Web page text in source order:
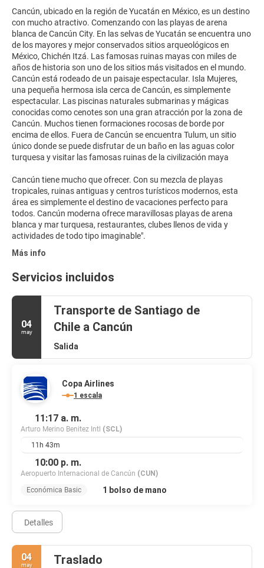
Cancún, ubicado en la región de Yucatán en México, es un destino
con mucho atractivo. Comenzando con las playas de arena
blanca de Cancún City. En las selvas de Yucatán se encuentra uno
de los mayores y mejor conservados sitios arqueológicos en
México, Chichén Itzá. Las famosas ruinas mayas con miles de
años de historia son uno de los sitios más visitados en el mundo.
Cancún está rodeado de un paisaje espectacular. Isla Mujeres,
una pequeña hermosa isla cerca de Cancún, es simplemente
espectacular. Las piscinas naturales submarinas y mágicas
conocidas como cenotes son una gran atracción por la zona de
Cancún. Muchos tienen formaciones rocosas de borde por
encima de ellos. Fuera de Cancún se encuentra Tulum, un sitio
único donde se puede disfrutar de un baño en las aguas color
turquesa y visitar las famosas ruinas de la civilización maya
Cancún tiene mucho que ofrecer. Con su mezcla de playas
tropicales, ruinas antiguas y centros turísticos modernos, esta
área es simplemente el destino de vacaciones perfecto para
todos. Cancún moderna ofrece maravillosas playas de arena
blanca y mar turquesa, restaurantes, clubes llenos de vida y
Más info
Servicios incluidos
04
may
Transporte de Santiago de
Chile a Cancún
Salida
Copa Airlines
1 escala
11:17 a. m.
Arturo Merino Benitez Intl (SCL)
11h 43m
10:00 p. m.
Aeropuerto Internacional de Cancún (CUN)
Económica Basic
1 bolso de mano
Detalles
04
may Traslado